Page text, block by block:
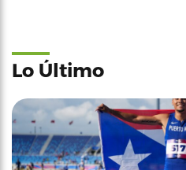
Lo Último